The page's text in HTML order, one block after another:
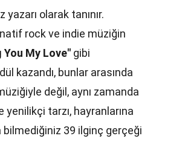
yazarı olarak tanınır.
rock ve indie müziğin
You My Love" gibi
kazandı, bunlar arasında
değil, aynı zamanda
tarzı, hayranlarına
bilmediğiniz 39 ilginç gerçeği